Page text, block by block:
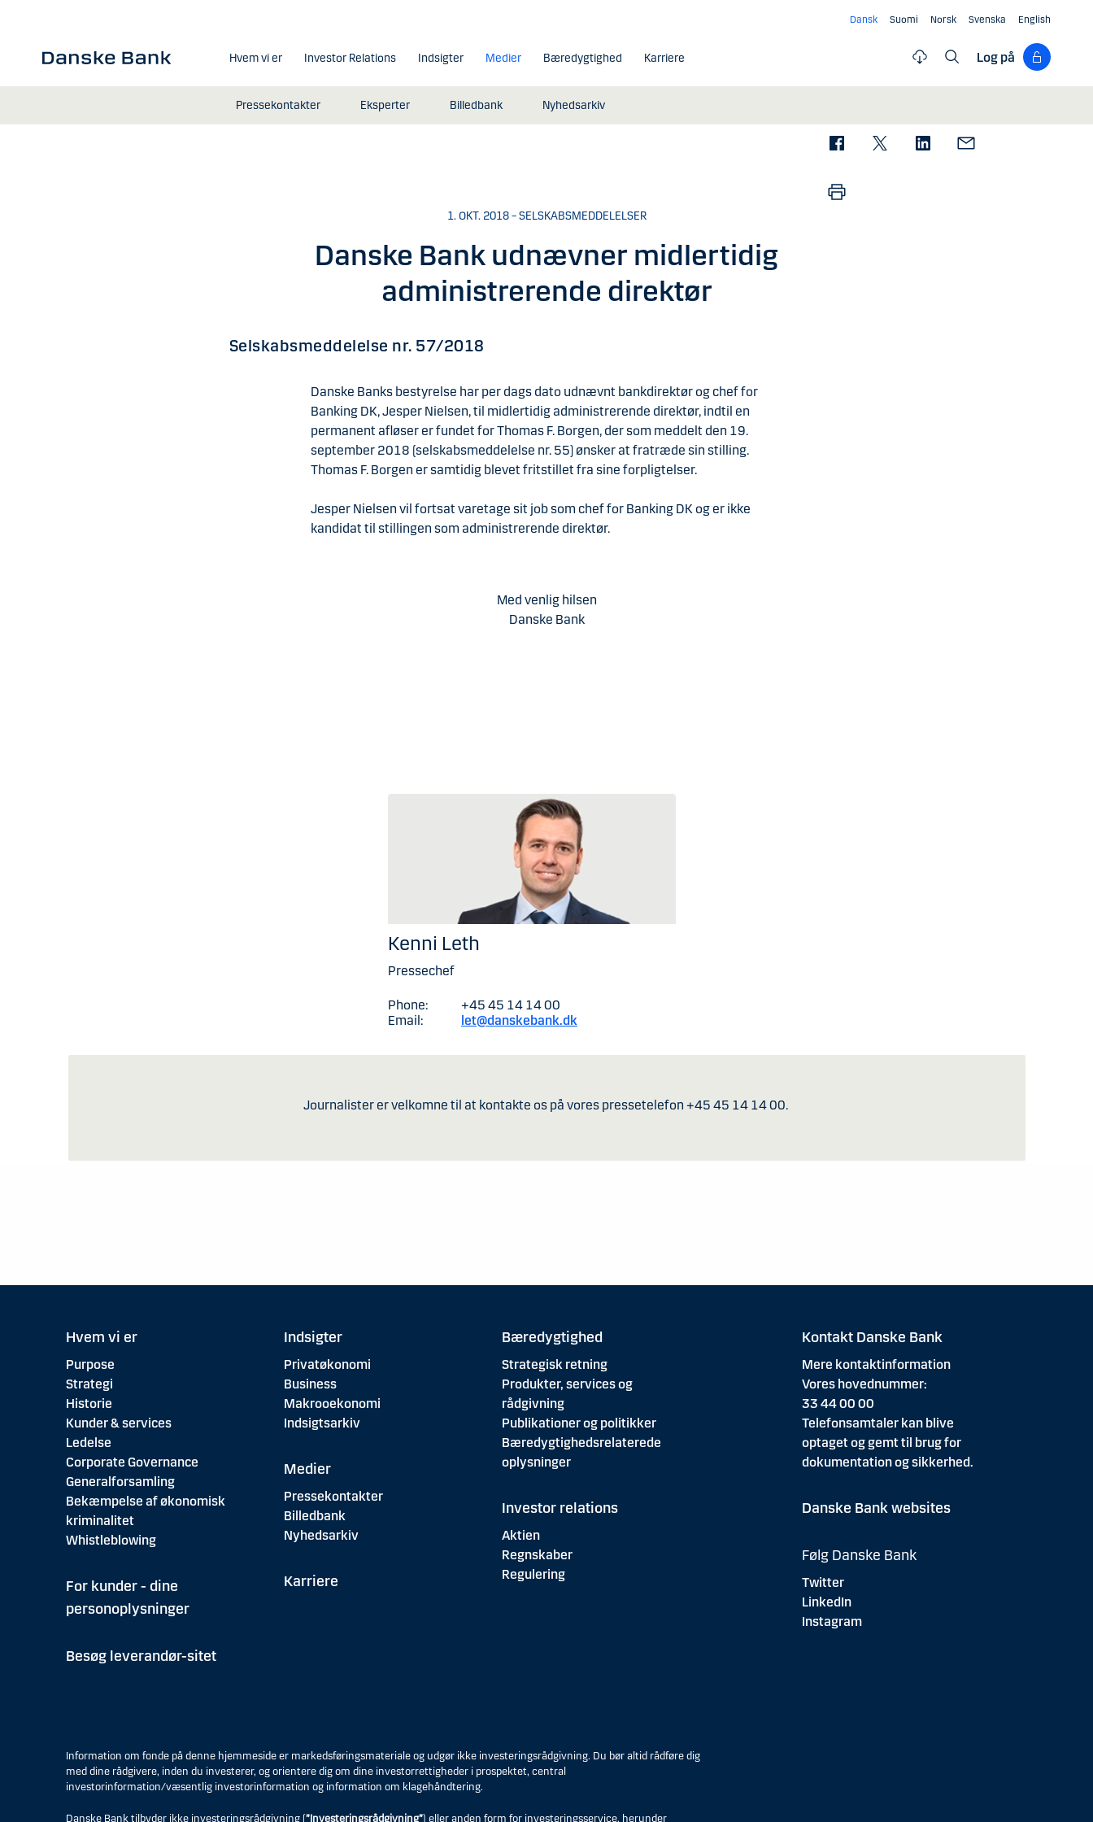
Dansk Suomi Norsk Svenska English
Hvem vi er Investor Relations Indsigter Medier
Pressekontakter Eksperter Billedbank Nyhedsarkiv
Bæredygtighed Karriere Log på
1. OKT. 2018 – SELSKABSMEDDELELSER
Danske Bank udnævner midlertidig
administrerende direktør
Selskabsmeddelelse nr. 57/2018
Danske Banks bestyrelse har per dags dato udnævnt bankdirektør og chef for
Banking DK, Jesper Nielsen, til midlertidig administrerende direktør, indtil en
permanent afløser er fundet for Thomas F. Borgen, der som meddelt den 19.
september 2018 (selskabsmeddelelse nr. 55) ønsker at fratræde sin stilling.
Thomas F. Borgen er samtidig blevet fritstillet fra sine forpligtelser.
Jesper Nielsen vil fortsat varetage sit job som chef for Banking DK og er ikke
kandidat til stillingen som administrerende direktør.
Med venlig hilsen
Danske Bank
Kenni Leth
Pressechef
Phone:
+45 45 14 14 00
Email:
let@danskebank.dk
Journalister er velkomne til at kontakte os på vores pressetelefon +45 45 14 14 00.
Hvem vi er
Purpose
Strategi
Historie
Kunder & services
Ledelse
Corporate Governance
Generalforsamling
Bekæmpelse af økonomisk
kriminalitet
Whistleblowing
For kunder - dine
personoplysninger
Besøg leverandør-sitet
Indsigter
Privatøkonomi
Business
Makrooekonomi
Indsigtsarkiv
Medier
Pressekontakter
Billedbank
Nyhedsarkiv
Karriere
Bæredygtighed
Strategisk retning
Produkter, services og
rådgivning
Publikationer og politikker
Bæredygtighedsrelaterede
oplysninger
Investor relations
Aktien
Regnskaber
Regulering
Kontakt Danske Bank
Mere kontaktinformation
Vores hovednummer:
33 44 00 00
Telefonsamtaler kan blive
optaget og gemt til brug for
dokumentation og sikkerhed.
Danske Bank websites
Følg Danske Bank
Twitter
LinkedIn
Instagram
Information om fonde på denne hjemmeside er markedsføringsmateriale og udgør ikke investeringsrådgivning. Du bør altid rådføre dig
med dine rådgivere, inden du investerer, og orientere dig om dine investorrettigheder i prospektet, central
investorinformation/væsentlig investorinformation og information om klagehåndtering.
Danske Bank tilbyder ikke investeringsrådgivning (”Investeringsrådgivning”) eller anden form for investeringsservice, herunder